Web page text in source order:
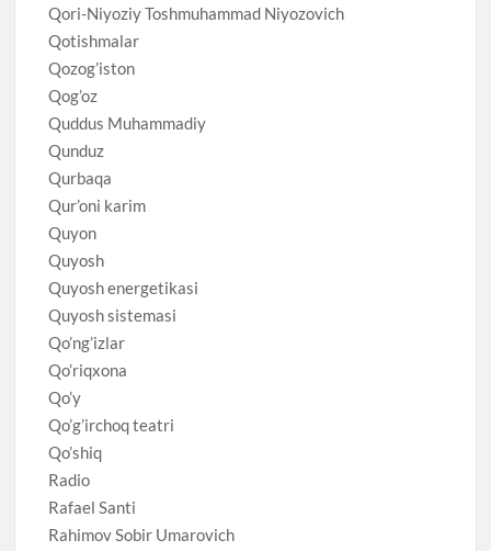
Qori-Niyoziy Toshmuhammad Niyozovich
Qotishmalar
Qozog’iston
Qog’oz
Quddus Muhammadiy
Qunduz
Qurbaqa
Qur’oni karim
Quyon
Quyosh
Quyosh energetikasi
Quyosh sistemasi
Qo’ng’izlar
Qo’riqxona
Qo’y
Qo’g’irchoq teatri
Qo’shiq
Radio
Rafael Santi
Rahimov Sobir Umarovich